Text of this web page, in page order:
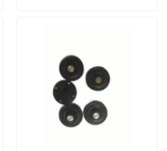
جولة في المصنع